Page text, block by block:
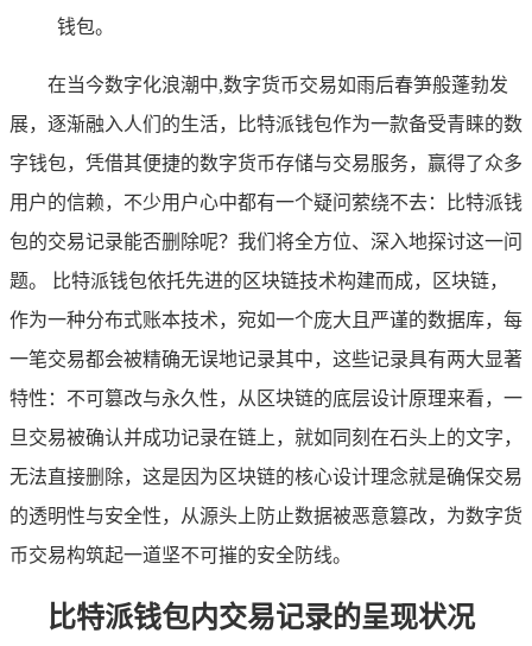
钱包。
在当今数字化浪潮中,数字货币交易如雨后春笋般蓬勃发
展，逐渐融入人们的生活，比特派钱包作为一款备受青睐的数
字钱包，凭借其便捷的数字货币存储与交易服务，赢得了众多
用户的信赖，不少用户心中都有一个疑问萦绕不去：比特派钱
包的交易记录能否删除呢？我们将全方位、深入地探讨这一问
题。 比特派钱包依托先进的区块链技术构建而成，区块链，
作为一种分布式账本技术，宛如一个庞大且严谨的数据库，每
一笔交易都会被精确无误地记录其中，这些记录具有两大显著
特性：不可篡改与永久性，从区块链的底层设计原理来看，一
旦交易被确认并成功记录在链上，就如同刻在石头上的文字，
无法直接删除，这是因为区块链的核心设计理念就是确保交易
的透明性与安全性，从源头上防止数据被恶意篡改，为数字货
币交易构筑起一道坚不可摧的安全防线。
比特派钱包内交易记录的呈现状况